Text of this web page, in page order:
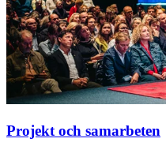
Projekt och samarbeten